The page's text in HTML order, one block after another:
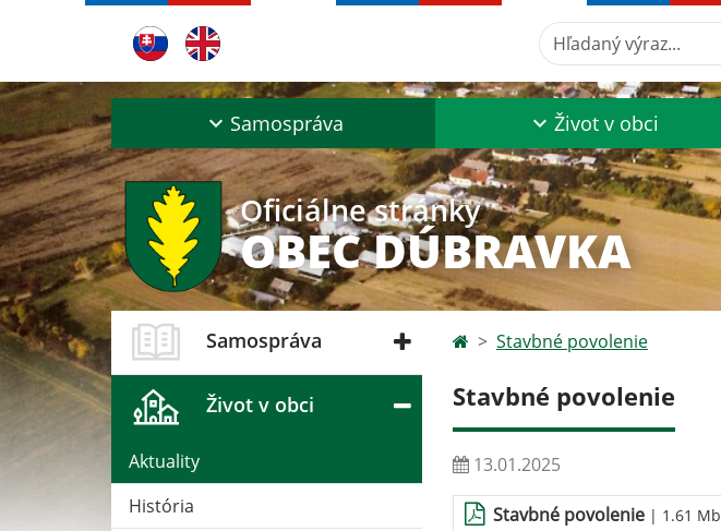
Hľadaný výraz...
Samospráva Život v obci
Oficiálne stránky
OBEC DÚBRAVKA
Samospráva
Život v obci
Aktuality
História
Stavbné povolenie
Stavbné povolenie
13.01.2025
Stavbné povolenie | 1.61 Mb